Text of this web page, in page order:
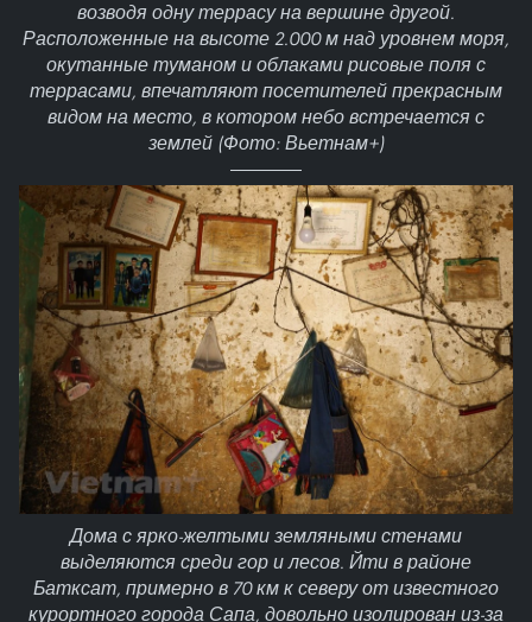
возводя одну террасу на вершине другой.
Расположенные на высоте 2.000 м над уровнем моря,
окутанные туманом и облаками рисовые поля с
террасами, впечатляют посетителей прекрасным
видом на место, в котором небо встречается с
землей (Фото: Вьетнам+)
Дома с ярко-желтыми земляными стенами
выделяются среди гор и лесов. Йти в районе
Батксат, примерно в 70 км к северу от известного
курортного города Сапа, довольно изолирован из-за